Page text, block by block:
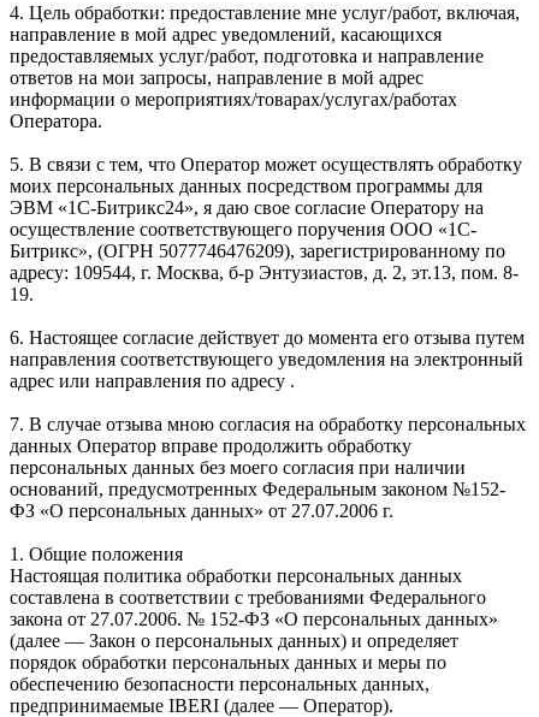
4. Цель обработки: предоставление мне услуг/работ, включая,
направление в мой адрес уведомлений, касающихся
предоставляемых услуг/работ, подготовка и направление
ответов на мои запросы, направление в мой адрес
информации о мероприятиях/товарах/услугах/работах
Оператора.
5. В связи с тем, что Оператор может осуществлять обработку
моих персональных данных посредством программы для
ЭВМ «1С-Битрикс24», я даю свое согласие Оператору на
осуществление соответствующего поручения ООО «1С-
Битрикс», (ОГРН 5077746476209), зарегистрированному по
адресу: 109544, г. Москва, б-р Энтузиастов, д. 2, эт.13, пом. 8-
19.
6. Настоящее согласие действует до момента его отзыва путем
направления соответствующего уведомления на электронный
адрес или направления по адресу .
7. В случае отзыва мною согласия на обработку персональных
данных Оператор вправе продолжить обработку
персональных данных без моего согласия при наличии
оснований, предусмотренных Федеральным законом №152-
ФЗ «О персональных данных» от 27.07.2006 г.
1. Общие положения
Настоящая политика обработки персональных данных
составлена в соответствии с требованиями Федерального
закона от 27.07.2006. № 152-ФЗ «О персональных данных»
(далее — Закон о персональных данных) и определяет
порядок обработки персональных данных и меры по
обеспечению безопасности персональных данных,
предпринимаемые IBERI (далее — Оператор).